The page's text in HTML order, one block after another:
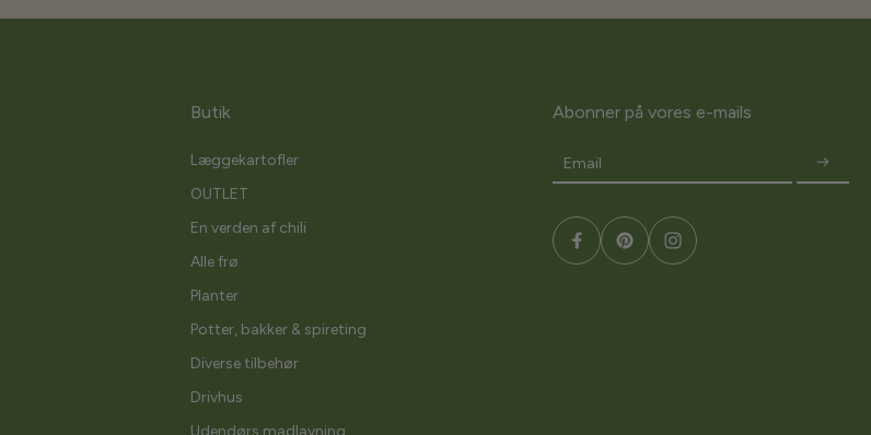
Butik
Læggekartofler
OUTLET
En verden af chili
Alle frø
Planter
Potter, bakker & spireting
Diverse tilbehør
Drivhus
Udendørs madlavning
Abonner på vores e-mails
Email